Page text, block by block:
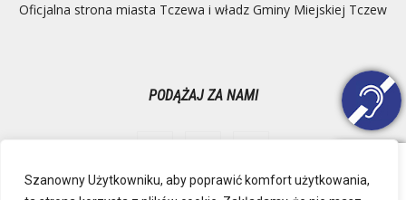
Szanowny Użytkowniku, aby poprawić komfort użytkowania,
Oficjalna strona miasta Tczewa i władz Gminy Miejskiej Tczew
PODĄŻAJ ZA NAMI